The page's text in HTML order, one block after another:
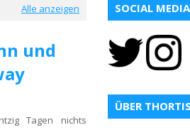
Alle anzeigen
und
Tagen nichts
SOCIAL MEDIA
ÜBER